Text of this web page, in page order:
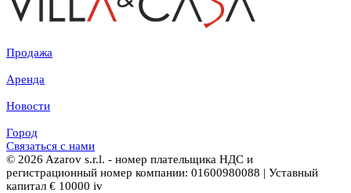
Продажа
Аренда
Новости
Город
Связаться с нами
© 2026 Azarov s.r.l. - номер плательщика НДС и
регистрационный номер компании: 01600980088 | Уставный
капитал € 10000 iv